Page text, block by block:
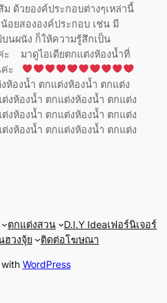
ม ด้วยองค์ประกอบต่างๆเหล่านี้
อยสององค์ประกอบ เช่น มี
นผนัง ก็ให้ความรู้สึกเป็น
ะ มาดูไอเดียตกแต่งห้องน้ำที่
ค่ะ
ห้องน้ำ ตกแต่งห้องน้ำ ตกแต่ง
งห้องน้ำ ตกแต่งห้องน้ำ ตกแต่ง
งห้องน้ำ ตกแต่งห้องน้ำ ตกแต่ง
งห้องน้ำ ตกแต่งห้องน้ำ ตกแต่ง
ตกแต่งสวน D.I.Y Ideaเฟอร์นิเจอร์
ฮวงจุ้ย ติดต่อโฆษณา
WordPress